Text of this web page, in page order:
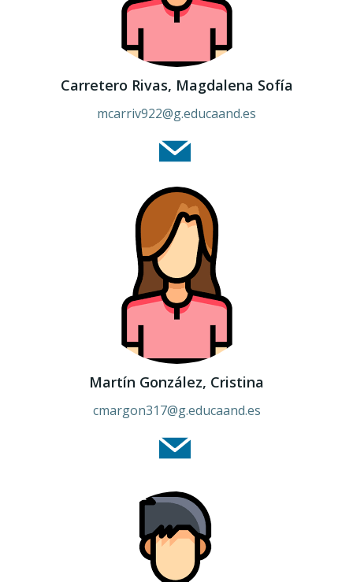
Carretero Rivas, Magdalena Sofía
mcarriv922@g.educaand.es
Martín González, Cristina
cmargon317@g.educaand.es